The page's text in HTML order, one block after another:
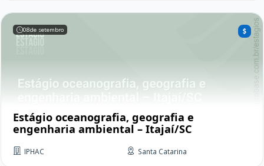
08de setembro
Estágio oceanografia, geografia e
engenharia ambiental – Itajaí/SC
IPHAC Santa Catarina